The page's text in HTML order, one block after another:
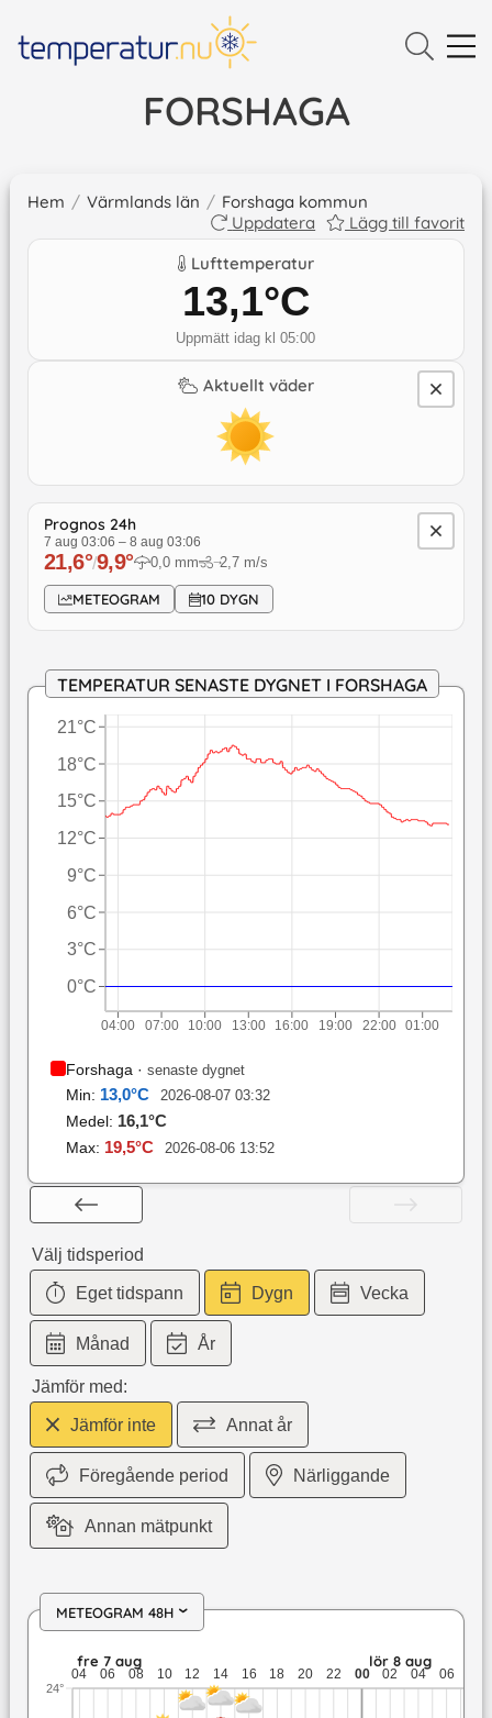
FORSHAGA
Hem / Värmlands län / Forshaga kommun
Uppdatera
Lägg till favorit
Lufttemperatur
13,1°C
Uppmätt idag kl 05:00
Aktuellt väder
Prognos 24h
7 aug 03:06 – 8 aug 03:06
21,6°/9,9° 0,0mm ↓2,7m/s
METEOGRAM 10 DYGN
TEMPERATUR SENASTE DYGNET I FORSHAGA
04:00 07:00 10:00 13:00 16:00 19:00 22:00 01:00
0°C
3°C
6°C
9°C
12°C
15°C
18°C
21°C
Forshaga· senaste dygnet
Min: 13,0°C 2026-08-07 03:32
Medel: 16,1°C
Max: 19,5°C 2026-08-06 13:52
Välj tidsperiod
Eget tidspann Dygn Vecka
Månad År
Jämför med:
Jämför inte Annat år
Föregående period Närliggande
Annan mätpunkt
METEOGRAM 48H ›
fre 7 aug: 21,6 till 11,6 grader: ingen nederbörd: upp till
fre 7 aug lör 8 aug
04 06 08 10 12 14 16 18 20 22 00 02 04 06
24°